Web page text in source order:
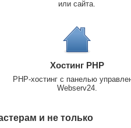
или сайта.
Хостинг PHP
PHP-хостинг с панелью
Webserv24.
и не только